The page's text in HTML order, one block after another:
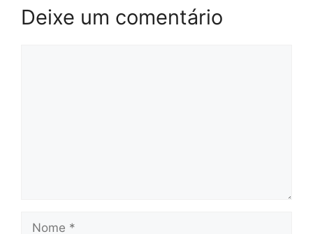
Deixe um comentário
Nome